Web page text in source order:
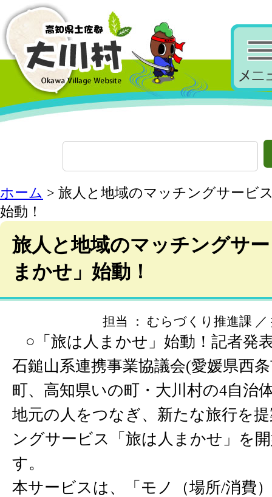
ホーム > 旅人と地域のマッチングサービ
始動！
旅人と地域のマッチングサ
まかせ」始動！
担当 ： むらづくり推進課 ／
○「旅は人まかせ」始動！記者発
石鎚山系連携事業協議会(愛媛県西
町、高知県いの町・大川村の4自治
地元の人をつなぎ、新たな旅行を
ングサービス「旅は人まかせ」を
す。
本サービスは、「モノ（場所/消費